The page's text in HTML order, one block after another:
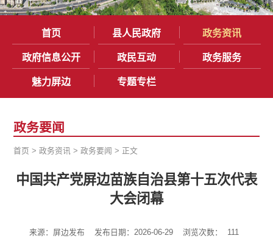
首页 县人民政府 政务资讯
政府信息公开 政民互动 政务服务
魅力屏边 专题专栏
政务要闻
首页 >政务资讯 >政务要闻 > 正文
中国共产党屏边苗族自治县第十五次代表
大会闭幕
来源：屏边发布 发布日期：2026-06-29 浏览次数： 111